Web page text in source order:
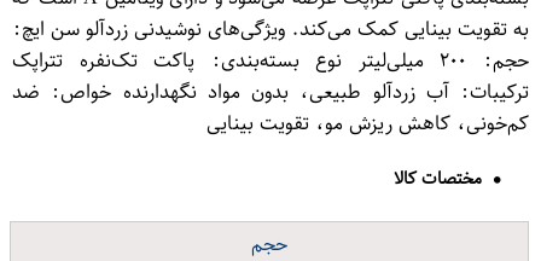
به تقویت بینایی کمک می‌کند. ویژگی‌های نوشیدنی زردآلو سن ایچ:
حجم: ۲۰۰ میلی‌لیتر نوع بسته‌بندی: پاکت تک‌نفره تتراپک
ترکیبات: آب زردآلو طبیعی، بدون مواد نگهدارنده خواص: ضد
کم‌خونی، کاهش ریزش مو، تقویت بینایی
مختصات کالا
حجم